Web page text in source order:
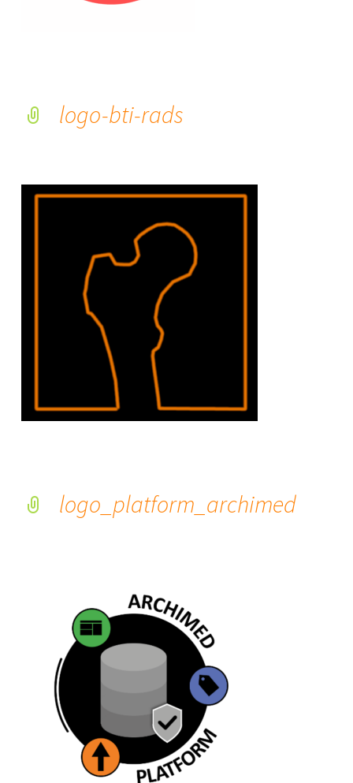
logo-bti-rads
logo_platform_archimed